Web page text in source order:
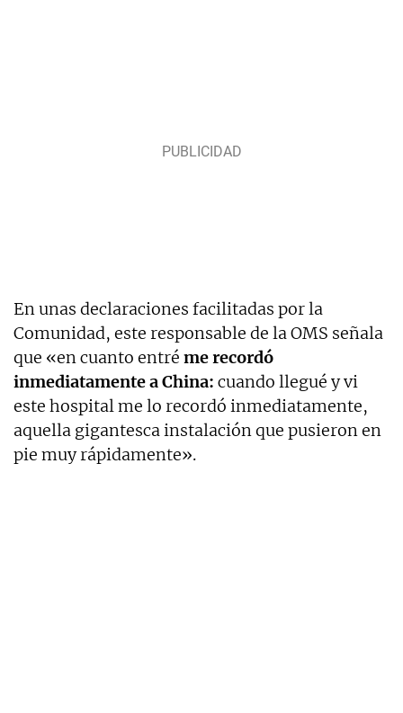
En unas declaraciones facilitadas por la
Comunidad, este responsable de la OMS señala
que «en cuanto entré me recordó
inmediatamente a China: cuando llegué y vi
este hospital me lo recordó inmediatamente,
aquella gigantesca instalación que pusieron en
pie muy rápidamente».